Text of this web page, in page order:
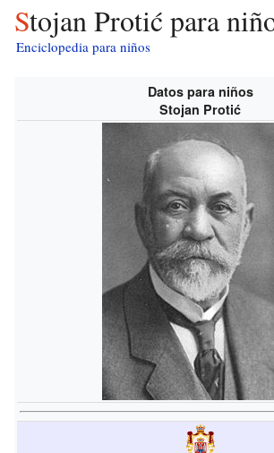
Stojan Protić para
Enciclopedia para niños
Datos para niños
Stojan Protić